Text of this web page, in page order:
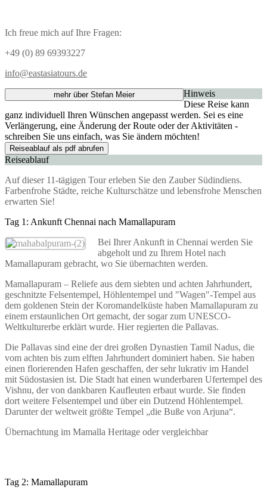
Ich freue mich auf Ihre Fragen:
+49 (0) 89 69393227
info@eastasiatours.de
mehr über Stefan Meier
Hinweis
Diese Reise kann
ganz individuell Ihren Wünschen angepasst werden. Sei es eine
Verlängerung, eine Änderung der Route oder der Aktivitäten -
schreiben Sie uns einfach, was Sie ändern möchten!
Reiseablauf als pdf abrufen
Reiseablauf
Auf dieser 11-tägigen Tour erleben Sie den Zauber Südindiens.
Farbenfrohe Städte, reiche Kulturschätze und lebensfrohe Menschen
erwarten Sie!
Tag 1: Ankunft Chennai nach Mamallapuram
Bei Ihrer Ankunft in Chennai werden Sie
abgeholt und zu Ihrem Hotel nach
Mamallapuram gebracht, wo Sie übernachten werden.
Mamallapuram – Reliefe aus dem siebten und achten Jahrhundert,
geschnitzte Felsentempel, Höhlentempel und "Wagen"-Tempel aus
dem goldenen Stein der Koromandelküste haben Mamallapuram zu
einem erstaunlichen Ort gemacht, der sogar zum UNESCO-
Weltkulturerbe erklärt wurde. Hier regierten die Pallavas.
Die Pallavas sind eine der drei großen Dynastien Tamil Nadus, die
vom achten bis zum elften Jahrhundert dominiert haben. Sie haben
einen florierenden Hafen geschaffen, der sehr lukrativ im Handel
mit Südostasien ist. Die Stadt hat einen wunderbaren Ufertempel des
Vishnu, der von dankbaren Kaufleuten erbaut wurde. Sie finden
dort weitere Felsentempel und über ein Dutzend Höhlentempel.
Darunter der weltweit größte Tempel „die Buße von Arjuna“.
Übernachtung im Mamalla Heritage oder vergleichbar
Tag 2: Mamallapuram